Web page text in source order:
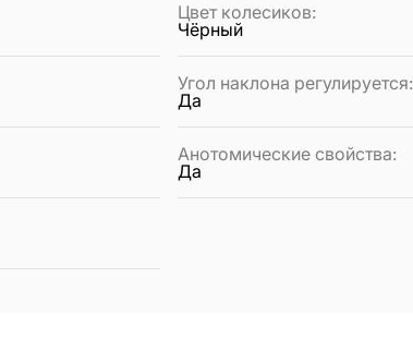
Цвет колесиков:
Чёрный
Угол наклона регулируется:
Да
Анотомические свойства:
Да